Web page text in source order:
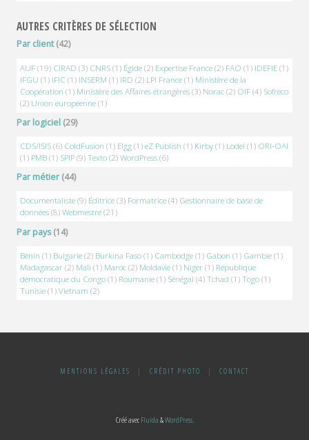
AUTRES CRITÈRES DE SÉLECTION
Par client(42)
AUF (19) CIRAD (3) CNRS (1) Égide (2) Expertise France (2) FAO (1) IDEFIE (1)
IFGU (1) IFIC (1) INSERM (1) IRD (2) LPI France (1) Ministère de la
Coopération (1) Ministère des Affaires étrangères (3) Norac (2) OIF (4) Sofreco
(2) Union européenne (1)
Par logiciel (29)
CDS/ISIS (6) ColdFusion (1) Elgg (1)eZ Publish (1) Kirby(1) Lodel (1) ORI-OAI
(1) PMB (1) SPIP (9)Texto (2)WordPress (6)
Par métier (44)
Documentaliste (9) Éditrice (3) Formatrice (4) Gestionnaire de base de
données (8)Webmestre (21)
Par pays(14)
Bénin (1) Bulgarie (2) Burkina Faso (1) Cambodge (1) Gabon (1) Gambie (1)
Madagascar (2) Mali (1) Maroc (2) Moldavie (1) Niger (1) République
démocratique du Congo (1) Roumanie (1) Sénégal (4)Tchad (1)Togo (1)
Tunisie (1)Vietnam (2)
MENTIONS LÉGALES | CRÉDIT PHOTO | CONTACT
Créé avecFluida &WordPress.